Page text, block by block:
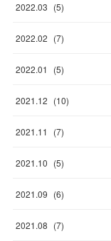
2022.03 (5)
2022.02 (7)
2022.01 (5)
2021.12 (10)
2021.11 (7)
2021.10 (5)
2021.09 (6)
2021.08 (7)